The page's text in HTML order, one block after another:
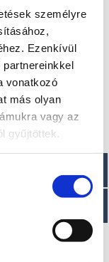
személyre
Ezenkívül
vonatkozó
más olyan
vagy az
gyűjtöttek.